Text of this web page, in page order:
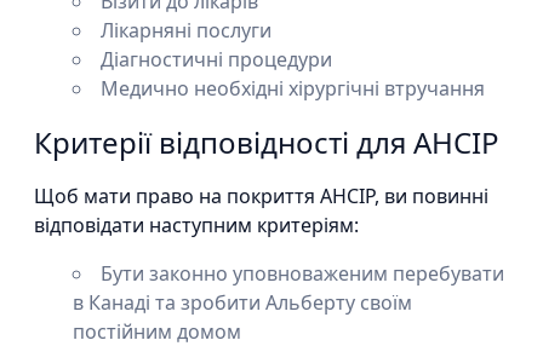
Лікарняні послуги
Діагностичні процедури
Медично необхідні хірургічні втручання
Критерії відповідності для AHCIP
Щоб мати право на покриття AHCIP, ви повинні
відповідати наступним критеріям:
Бути законно уповноваженим перебувати
в Канаді та зробити Альберту своїм
постійним домом